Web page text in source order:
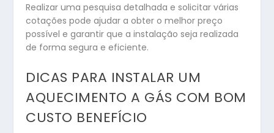
Realizar uma pesquisa detalhada e solicitar várias
cotações pode ajudar a obter o melhor preço
possível e garantir que a instalação seja realizada
de forma segura e eficiente.
DICAS PARA INSTALAR UM
AQUECIMENTO A GÁS COM BOM
CUSTO BENEFÍCIO